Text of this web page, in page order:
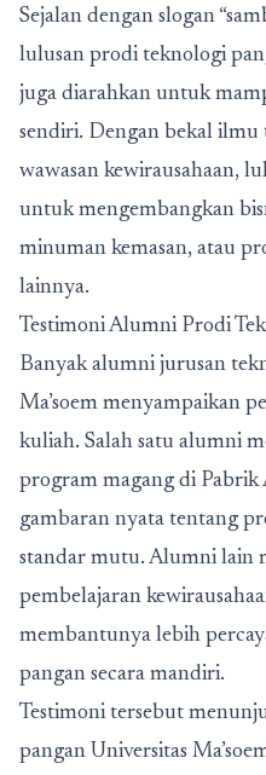
Sejalan dengan slogan
lulusan prodi teknologi
juga diarahkan untuk
sendiri. Dengan bekal ilmu
wawasan kewirausahaan,
untuk mengembangkan
minuman kemasan, atau
lainnya.
Testimoni Alumni Prodi
Banyak alumni jurusan
Ma’soem menyampaikan
kuliah. Salah satu alumni
program magang di
gambaran nyata tentang
standar mutu. Alumni lain
pembelajaran
membantunya lebih
pangan secara mandiri.
Testimoni tersebut
pangan Universitas